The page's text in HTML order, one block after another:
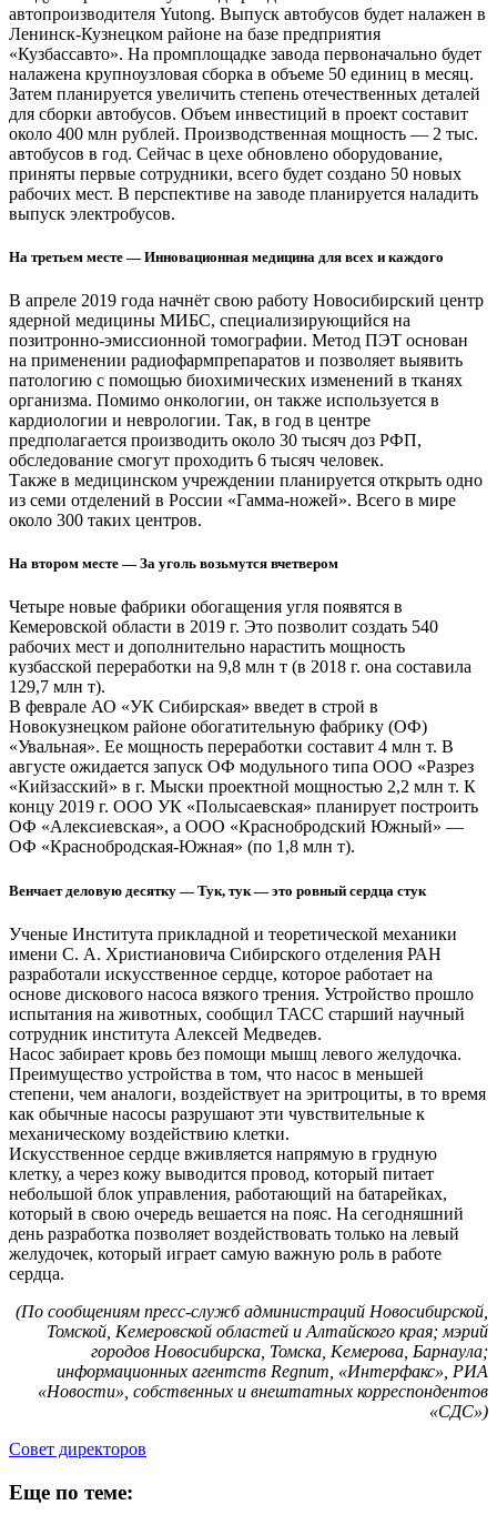
автопроизводителя Yutong. Выпуск автобусов будет налажен в
Ленинск-Кузнецком районе на базе предприятия
«Кузбассавто». На промплощадке завода первоначально будет
налажена крупноузловая сборка в объеме 50 единиц в месяц.
Затем планируется увеличить степень отечественных деталей
для сборки автобусов. Объем инвестиций в проект составит
около 400 млн рублей. Производственная мощность — 2 тыс.
автобусов в год. Сейчас в цехе обновлено оборудование,
приняты первые сотрудники, всего будет создано 50 новых
рабочих мест. В перспективе на заводе планируется наладить
выпуск электробусов.
На третьем месте — Инновационная медицина для всех и каждого
В апреле 2019 года начнёт свою работу Новосибирский центр
ядерной медицины МИБС, специализирующийся на
позитронно-эмиссионной томографии. Метод ПЭТ основан
на применении радиофармпрепаратов и позволяет выявить
патологию с помощью биохимических изменений в тканях
организма. Помимо онкологии, он также используется в
кардиологии и неврологии. Так, в год в центре
предполагается производить около 30 тысяч доз РФП,
обследование смогут проходить 6 тысяч человек.
Также в медицинском учреждении планируется открыть одно
из семи отделений в России «Гамма-ножей». Всего в мире
около 300 таких центров.
На втором месте — За уголь возьмутся вчетвером
Четыре новые фабрики обогащения угля появятся в
Кемеровской области в 2019 г. Это позволит создать 540
рабочих мест и дополнительно нарастить мощность
кузбасской переработки на 9,8 млн т (в 2018 г. она составила
129,7 млн т).
В феврале АО «УК Сибирская» введет в строй в
Новокузнецком районе обогатительную фабрику (ОФ)
«Увальная». Ее мощность переработки составит 4 млн т. В
августе ожидается запуск ОФ модульного типа ООО «Разрез
«Кийзасский» в г. Мыски проектной мощностью 2,2 млн т. К
концу 2019 г. ООО УК «Полысаевская» планирует построить
ОФ «Алексиевская», а ООО «Краснобродский Южный» —
ОФ «Краснобродская-Южная» (по 1,8 млн т).
Венчает деловую десятку — Тук, тук — это ровный сердца стук
Ученые Института прикладной и теоретической механики
имени С. А. Христиановича Сибирского отделения РАН
разработали искусственное сердце, которое работает на
основе дискового насоса вязкого трения. Устройство прошло
испытания на животных, сообщил ТАСС старший научный
сотрудник института Алексей Медведев.
Насос забирает кровь без помощи мышц левого желудочка.
Преимущество устройства в том, что насос в меньшей
степени, чем аналоги, воздействует на эритроциты, в то время
как обычные насосы разрушают эти чувствительные к
механическому воздействию клетки.
Искусственное сердце вживляется напрямую в грудную
клетку, а через кожу выводится провод, который питает
небольшой блок управления, работающий на батарейках,
который в свою очередь вешается на пояс. На сегодняшний
день разработка позволяет воздействовать только на левый
желудочек, который играет самую важную роль в работе
сердца.
(По сообщениям пресс-служб администраций Новосибирской,
Томской, Кемеровской областей и Алтайского края; мэрий
городов Новосибирска, Томска, Кемерова, Барнаула;
информационных агентств Regnum, «Интерфакс», РИА
«Новости», собственных и внештатных корреспондентов
«СДС»)
Cовет директоров
Еще по теме: